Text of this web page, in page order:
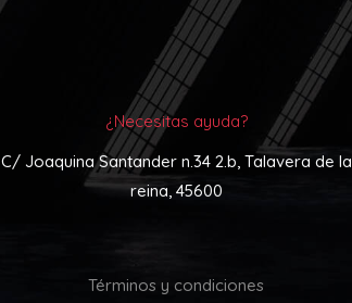
¿Necesitas ayuda?
C/ Joaquina Santander n.34 2.b, Talavera de la
reina, 45600
Términos y condiciones